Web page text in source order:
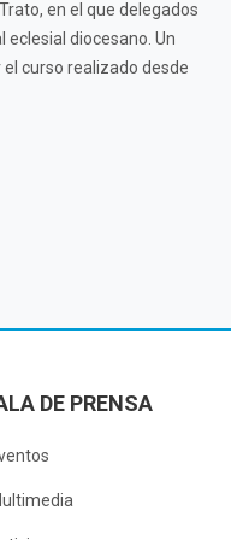
en el que delegados
diocesano. Un
curso realizado desde
DE PRENSA